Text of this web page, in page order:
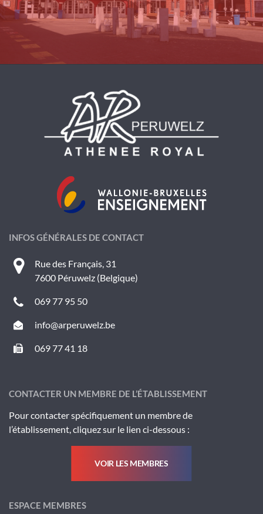
INFOS GÉNÉRALES DE CONTACT
Rue des Français, 31
7600 Péruwelz (Belgique)
069 77 95 50
info@arperuwelz.be
069 77 41 18
CONTACTER UN MEMBRE DE L’ÉTABLISSEMENT
Pour contacter spécifiquement un membre de
l’établissement, cliquez sur le lien ci-dessous :
VOIR LES MEMBRES
ESPACE MEMBRES